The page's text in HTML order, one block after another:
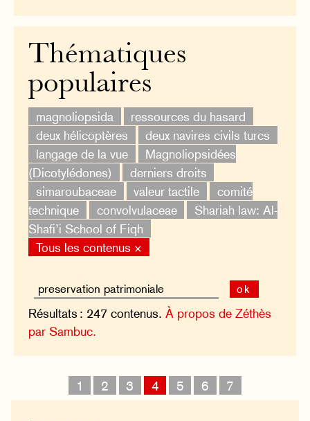
Thématiques
populaires
magnoliopsida
ressources du hasard
deux hélicoptères
deux navires civils turcs
langage de la vue
Magnoliopsidées
(Dicotylédones)
derniers droits
simaroubaceae
valeur tactile
comité
technique
convolvulaceae
Shariah law: Al-
Shafi’i School of Fiqh
Tous les contenus ×
ok
Résultats : 247 contenus.À propos de Zéthès
par Sambuc.
1 2 3 4 5 6 7